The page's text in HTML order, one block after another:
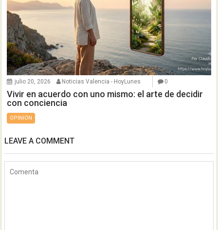
julio 20, 2026 Noticias Valencia - HoyLunes 0
Vivir en acuerdo con uno mismo: el arte de decidir
con conciencia
OPINIÓN
LEAVE A COMMENT